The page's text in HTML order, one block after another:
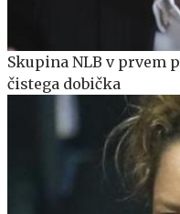
Skupina NLB v prvem
čistega dobička